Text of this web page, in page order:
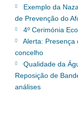
Exemplo da
de Prevenção do
4º Cerimónia
Alerta: Presença
concelho
Qualidade da
Reposição de
análises